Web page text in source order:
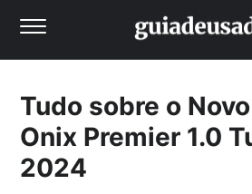
Tudo sobre o
Onix Premier 1.0
2024